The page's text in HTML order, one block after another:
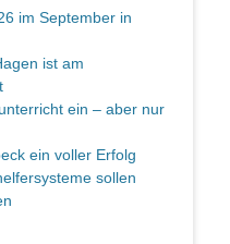
im September in
ist am
ein – aber nur
ein voller Erfolg
sollen